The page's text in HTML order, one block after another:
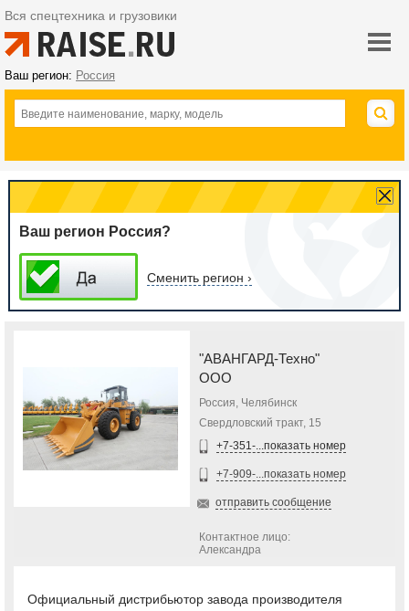
Вся спецтехника и грузовики
Ваш регион: Россия
Ваш регион Россия?
Сменить регион ›
"АВАНГАРД-Техно"
ООО
Россия, Челябинск
Свердловский тракт, 15
+7-351-...показать номер
+7-909-...показать номер
отправить сообщение
Контактное лицо:
Александра
Официальный дистрибьютор завода производителя